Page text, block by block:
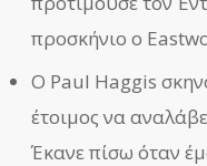
προσκήνιο ο
Ο Paul Haggis
έτοιμος να
Έκανε πίσω όταν